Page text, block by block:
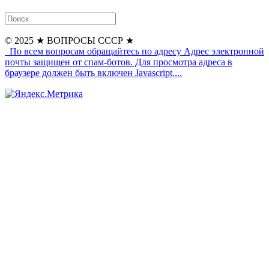
© 2025 ★ ВОПРОСЫ СССР ★
По всем вопросам обращайтесь по адресу Адрес электронной
почты защищен от спам-ботов. Для просмотра адреса в
браузере должен быть включен Javascript....